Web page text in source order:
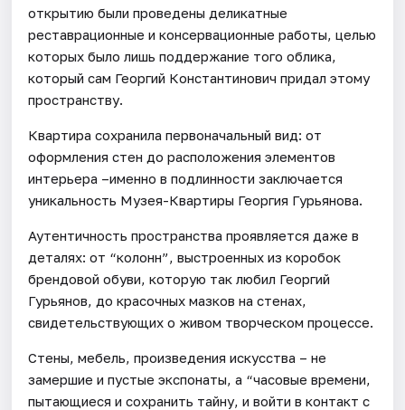
открытию были проведены деликатные
реставрационные и консервационные работы, целью
которых было лишь поддержание того облика,
который сам Георгий Константинович придал этому
пространству.
Квартира сохранила первоначальный вид: от
оформления стен до расположения элементов
интерьера –именно в подлинности заключается
уникальность Музея-Квартиры Георгия Гурьянова.
Аутентичность пространства проявляется даже в
деталях: от “колонн”, выстроенных из коробок
брендовой обуви, которую так любил Георгий
Гурьянов, до красочных мазков на стенах,
свидетельствующих о живом творческом процессе.
Стены, мебель, произведения искусства – не
замершие и пустые экспонаты, а “часовые времени,
пытающиеся и сохранить тайну, и войти в контакт с